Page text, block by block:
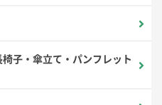
子・傘立て・パンフレット